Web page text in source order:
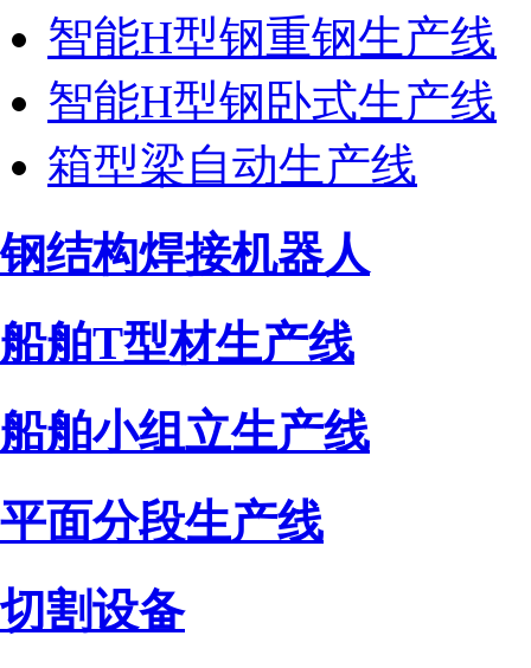
智能H型钢重钢生产线
智能H型钢卧式生产线
箱型梁自动生产线
钢结构焊接机器人
船舶T型材生产线
船舶小组立生产线
平面分段生产线
切割设备